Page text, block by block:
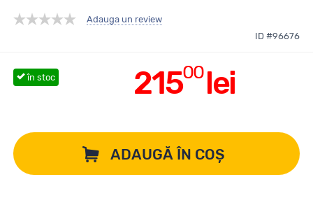
Adauga un review
ID #96676
21500lei
în stoc
ADAUGĂ ÎN COȘ